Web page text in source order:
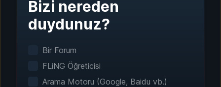
Adım 1 - İndirin ve Yükleyin
Tek Tıkla Kurulum
Akıllı oyun algılama sistemi, yüklü oyunlarınızı
otomatik olarak bulur. Manuel yapılandırma
gerekmez.
Bizi nereden
duydunuz?
Bir Forum
FLiNG Öğreticisi
Arama Motoru (Google, Baidu vb.)